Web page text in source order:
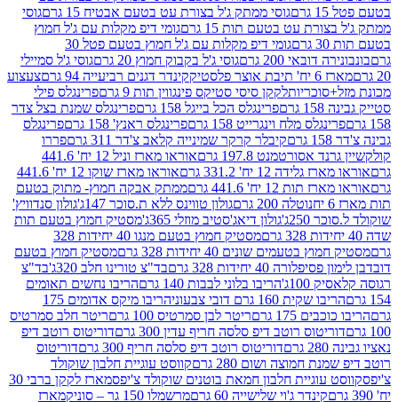
גוסי ממתק ג'ל בצורת עט בטעם אבטיח 15 גרם
גוסי
עט בטעם תות 15 גרם
גומי דיפ מקלות עם ג'ל חמוץ
גומי דיפ מקלות עם ג'ל חמוץ בטעם פטל 30
200 גרם
גוסי ג'ל בקבוק חמוץ 20 גרם
גוסי ג'ל סמיילי
פלסטיק
קינדר דגנים רביעייה 94 גרם
צעצוע
לקקן סיסי סטיקס פינגווין תות 9 גרם
פרינגלס פילי
פרינגלס הכל בייגל 158 גרם
פרינגלס שמנת בצל צדר
מלח וינגרייט 158 גרם
פרינגלס ראנץ' 158 גרם
פרינגלס
קיבלר קרקר שמינייה קלאב צ'דר 311 גרם
פררו
197.8 גרם
אוראו מארז וניל 12 יח' 441.6
12 יח' 331.2 גרם
אוראו מארז שוקו 12 יח' 441.6
12 יח' 441.6 גרם
ממתק אבקה חמוץ- מתוק בטעם
נוטלה 200 גרם
גולון טווינס ללא ת.סוכר 147ג'
גולון סנדוויץ'
250ג'
גולון דיאג'סטיב מוזלי 365ג'
מסטיק חמוץ בטעם תות
מסטיק חמוץ בטעם מנגו 40 יחידות 328
בטעמים שונים 40 יחידות 328 גרם
מסטיק חמוץ בטעם
40 יחידות 328 גרם
בד"צ טורינו חלב 320ג'
בד"צ
הריבו בלוני לבבות 140 גרם
הריבו נחשים תאומים
160 גרם דובי צבעוני
הריבו מיקס אדומים 175
175 גרם
ריטר לבן סמרטיס 100 גרם
ריטר חלב סמרטיס
רוטב דיפ סלסה חריף עדין 300 גרם
דוריטוס רוטב דיפ
דוריטוס רוטב דיפ סלסה חריף 300 גרם
דוריטוס
חמוצה ושום 280 גרם
קווסט עוגיית חלבון שוקולד
עוגיית חלבון חמאת בוטנים שוקולד צ'יפס
מארז לקקן ברבי 30
קינדר ג'וי שלישייה 60 גרם
מרשמלו 150 גר – סוניק
מארז